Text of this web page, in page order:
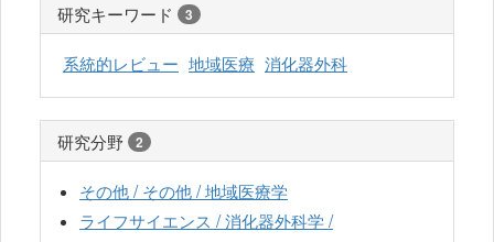
研究キーワード 3
系統的レビュー 地域医療 消化器外科
研究分野 2
その他 / その他 / 地域医療学
ライフサイエンス / 消化器外科学 /